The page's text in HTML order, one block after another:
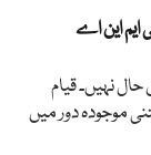
ایم این اے
نہیں۔ قیام
موجودہ دور میں